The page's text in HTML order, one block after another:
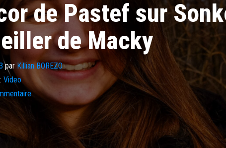
de Pastef sur
de Macky
par Killian BOREZO
Video